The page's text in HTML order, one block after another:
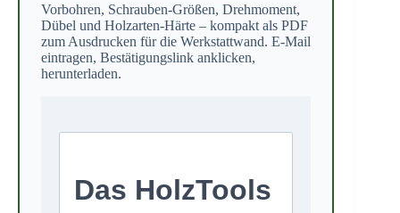
Vorbohren, Schrauben-Größen, Drehmoment,
Dübel und Holzarten-Härte – kompakt als PDF
zum Ausdrucken für die Werkstattwand. E-Mail
eintragen, Bestätigungslink anklicken,
herunterladen.